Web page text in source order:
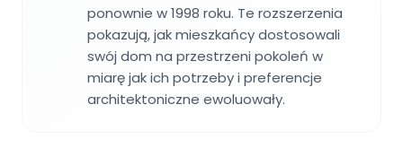
ponownie w 1998 roku. Te rozszerzenia
pokazują, jak mieszkańcy dostosowali
swój dom na przestrzeni pokoleń w
miarę jak ich potrzeby i preferencje
architektoniczne ewoluowały.